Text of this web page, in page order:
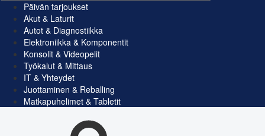
Päivän tarjoukset
Akut & Laturit
Autot & Diagnostiikka
Elektroniikka & Komponentit
Konsolit & Videopelit
Työkalut & Mittaus
IT & Yhteydet
Juottaminen & Reballing
Matkapuhelimet & Tabletit